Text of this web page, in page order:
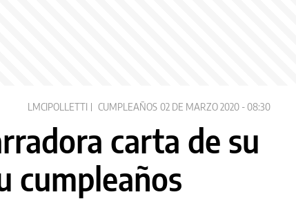
LMCIPOLLETTI CUMPLEAÑOS 02 DE MARZO 2020 - 08:30
carta de su
cumpleaños